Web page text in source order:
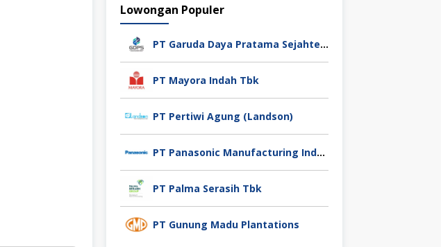
Lowongan Populer
PT Garuda Daya Pratama Sejahtera
PT Mayora Indah Tbk
PT Pertiwi Agung (Landson)
PT Panasonic Manufacturing Indonesia
PT Palma Serasih Tbk
PT Gunung Madu Plantations